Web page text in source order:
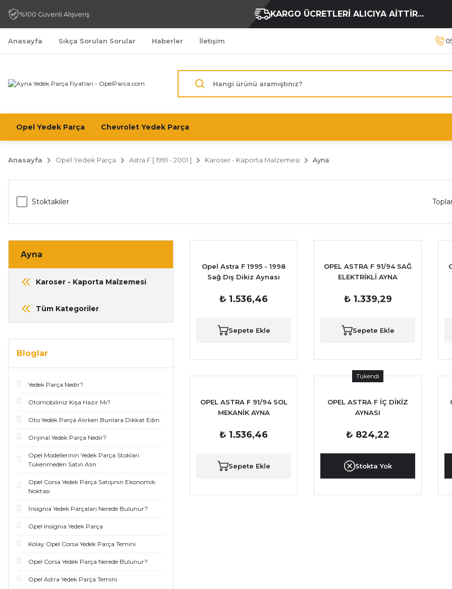
%100 Güvenli Alışveriş KARGO ÜCRETLERİ ALICIYA AİTTİR...
Anasayfa Sıkça Sorulan Sorular Haberler İletişim
Opel Yedek Parça Chevrolet Yedek Parça
Anasayfa Opel Yedek Parça Astra F [ 1991 - 2001 ] Karoser - Kaporta Malzemesi Ayna
Stoktakiler
Ayna
Karoser - Kaporta Malzemesi
Tüm Kategoriler
Bloglar
Yedek Parça Nedir?
Otomobiliniz Kışa Hazır Mı?
Oto Yedek Parça Alırken Bunlara Dikkat Edin
Orijinal Yedek Parça Nedir?
Opel Modellerinin Yedek Parça Stokları
Tükenmeden Satın Alın
Opel Corsa Yedek Parça Satışının Ekonomik
Noktası
İnsignia Yedek Parçaları Nerede Bulunur?
Opel Insignia Yedek Parça
Kolay Opel Corsa Yedek Parça Temini
Opel Corsa Yedek Parça Nerede Bulunur?
Opel Astra Yedek Parça Temini
Opel Astra F 1995 - 1998
Sağ Dış Dikiz Aynası
₺ 1.536,46
Sepete Ekle
OPEL ASTRA F 91/94 SAĞ
ELEKTRİKLİ AYNA
₺ 1.339,29
Sepete Ekle
OPEL ASTRA F 91/94 SOL
MEKANİK AYNA
₺ 1.536,46
Sepete Ekle
Tükendi
OPEL ASTRA F İÇ DİKİZ
AYNASI
₺ 824,22
Stokta Yok